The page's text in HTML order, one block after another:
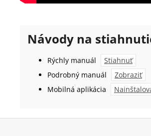
Návody na
Rýchly manuál
Stiahnuť
Podrobný manuál
Zobraziť
Mobilná aplikácia